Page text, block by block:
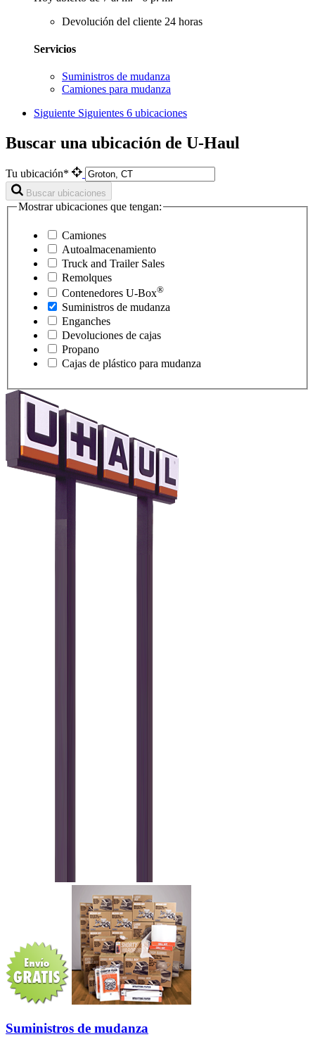
Devolución del cliente 24 horas
Servicios
Suministros de mudanza
Camiones para mudanza
Siguiente Siguientes 6 ubicaciones
Buscar una ubicación de U-Haul
Tu ubicación*
Buscar ubicaciones
Mostrar ubicaciones que tengan:
Camiones
Autoalmacenamiento
Truck and Trailer Sales
Remolques
Contenedores U-Box®
Suministros de mudanza
Enganches
Devoluciones de cajas
Propano
Cajas de plástico para mudanza
Suministros de mudanza